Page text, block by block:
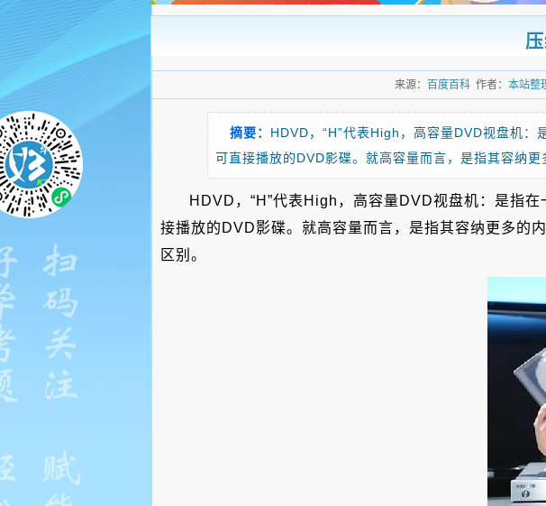
来源： 百度百科 作者： 本站整
摘要： HDVD，“H”代表High，高容量DVD视盘机
可直接播放的DVD影碟。就高容量而言，是指其容纳
HDVD，“H”代表High，高容量DVD视盘机：是指
接播放的DVD影碟。就高容量而言，是指其容纳更多的
区别。